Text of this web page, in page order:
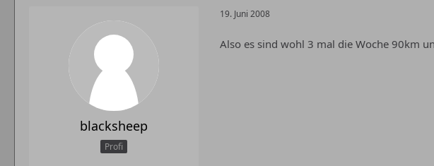
blacksheep
Profi
19. Juni 2008
Also es sind wohl 3 mal die Woche 90km